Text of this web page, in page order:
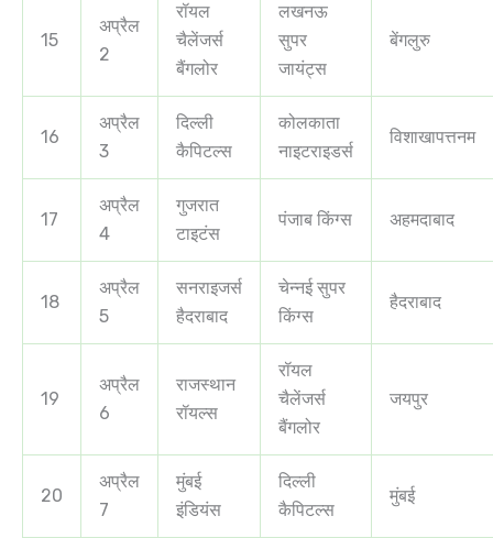
15
अप्रैल
2
रॉयल
चैलेंजर्स
बैंगलोर
लखनऊ
सुपर
जायंट्स
बेंगलुरु
16
अप्रैल
3
दिल्ली
कैपिटल्स
कोलकाता
नाइटराइडर्स
विशाखापत्तनम
17
अप्रैल
4
गुजरात
टाइटंस
पंजाब किंग्स अहमदाबाद
18
अप्रैल
5
सनराइजर्स
हैदराबाद
चेन्नई सुपर
किंग्स
हैदराबाद
19
अप्रैल
6
राजस्थान
रॉयल्स
रॉयल
चैलेंजर्स
बैंगलोर
जयपुर
20
अप्रैल
7
मुंबई
इंडियंस
दिल्ली
कैपिटल्स
मुंबई